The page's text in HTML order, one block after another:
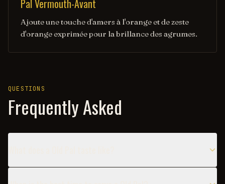
Pal Vermouth-Avant
Ajoute une touche d'amers à l'orange et de zeste
d'orange exprimée pour la brillance des agrumes.
QUESTIONS
Frequently Asked